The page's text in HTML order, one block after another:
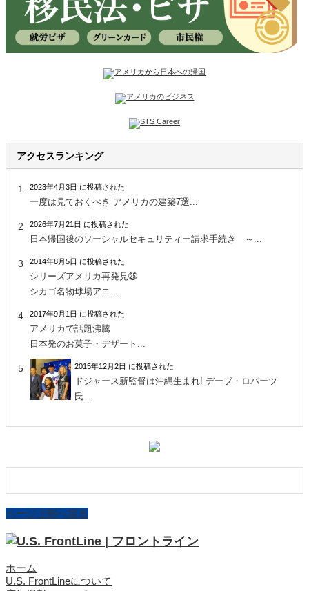
アクセスランキング
2023年4月3日 に投稿された
一度は見ておくべき アメリカの建築7選...
2026年7月21日 に投稿された
日本帰国後のソーシャルセキュリティー請求手続き ～...
2014年8月5日 に投稿された
シリーズアメリカ再発見㉕
シカゴ名物球場アニ...
2017年9月1日 に投稿された
アメリカで話題沸騰
日本発のお菓子・デザート...
2015年12月2日 に投稿された
ドジャース新監督は沖縄生まれ! デーブ・ロバーツ
氏...
ページ上部へ戻る
ホーム
U.S. FrontLineについて